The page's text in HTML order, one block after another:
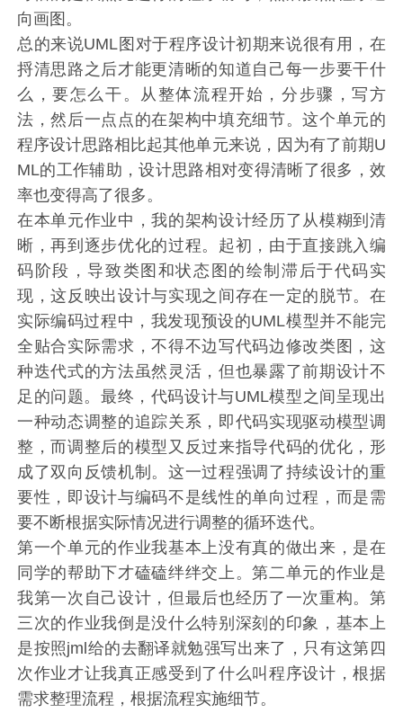
向画图。
总的来说UML图对于程序设计初期来说很有用，在
捋清思路之后才能更清晰的知道自己每一步要干什
么，要怎么干。从整体流程开始，分步骤，写方
法，然后一点点的在架构中填充细节。这个单元的
程序设计思路相比起其他单元来说，因为有了前期U
ML的工作辅助，设计思路相对变得清晰了很多，效
率也变得高了很多。
在本单元作业中，我的架构设计经历了从模糊到清
晰，再到逐步优化的过程。起初，由于直接跳入编
码阶段，导致类图和状态图的绘制滞后于代码实
现，这反映出设计与实现之间存在一定的脱节。在
实际编码过程中，我发现预设的UML模型并不能完
全贴合实际需求，不得不边写代码边修改类图，这
种迭代式的方法虽然灵活，但也暴露了前期设计不
足的问题。最终，代码设计与UML模型之间呈现出
一种动态调整的追踪关系，即代码实现驱动模型调
整，而调整后的模型又反过来指导代码的优化，形
成了双向反馈机制。这一过程强调了持续设计的重
要性，即设计与编码不是线性的单向过程，而是需
要不断根据实际情况进行调整的循环迭代。
第一个单元的作业我基本上没有真的做出来，是在
同学的帮助下才磕磕绊绊交上。第二单元的作业是
我第一次自己设计，但最后也经历了一次重构。第
三次的作业我倒是没什么特别深刻的印象，基本上
是按照jml给的去翻译就勉强写出来了，只有这第四
次作业才让我真正感受到了什么叫程序设计，根据
需求整理流程，根据流程实施细节。